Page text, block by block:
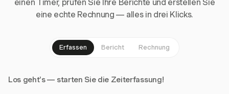
einen Timer, prüfen Sie Ihre Berichte und erstellen Sie
eine echte Rechnung — alles in drei Klicks.
Erfassen Bericht Rechnung
Los geht's — starten Sie die Zeiterfassung!